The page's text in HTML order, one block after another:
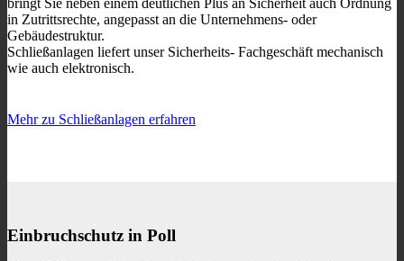
in Zutrittsrechte, angepasst an die Unternehmens- oder
Gebäudestruktur.
Schließanlagen liefert unser Sicherheits- Fachgeschäft mechanisch
wie auch elektronisch.
Mehr zu Schließanlagen erfahren
Einbruchschutz in Poll